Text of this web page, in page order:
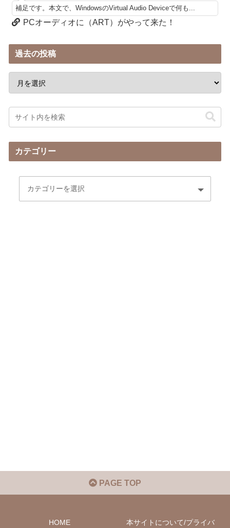
補足です。本文で、WindowsのVirtual Audio Deviceで何も...
PCオーディオに（ART）がやって来た！
過去の投稿
カテゴリー
PAGE TOP
HOME 本サイトについて/プライバ